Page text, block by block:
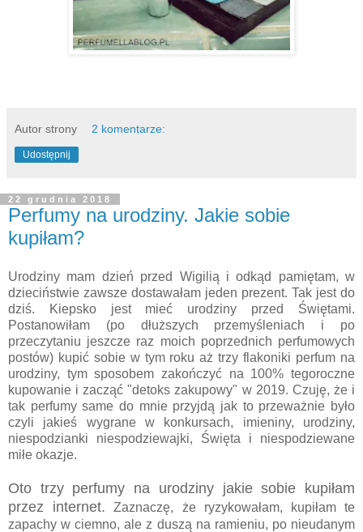
Autor strony 2 komentarze:
Udostępnij
22 grudnia 2018
Perfumy na urodziny. Jakie sobie
kupiłam?
Urodziny mam dzień przed Wigilią i odkąd pamiętam, w
dzieciństwie zawsze dostawałam jeden prezent. Tak jest do
dziś. Kiepsko jest mieć urodziny przed Świętami.
Postanowiłam (po dłuższych przemyśleniach i po
przeczytaniu jeszcze raz moich poprzednich perfumowych
postów) kupić sobie w tym roku aż trzy flakoniki perfum na
urodziny, tym sposobem zakończyć na 100% tegoroczne
kupowanie i zacząć "detoks zakupowy" w 2019. Czuję, że i
tak perfumy same do mnie przyjdą jak to przeważnie było
czyli jakieś wygrane w konkursach, imieniny, urodziny,
niespodzianki niespodziewajki, Święta i niespodziewane
miłe okazje.
Oto trzy perfumy na urodziny jakie sobie kupiłam
przez internet. Zaznaczę, że ryzykowałam, kupiłam te
zapachy w ciemno, ale z duszą na ramieniu, po nieudanym